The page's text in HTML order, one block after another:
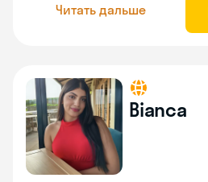
Читать дальше
Bianca